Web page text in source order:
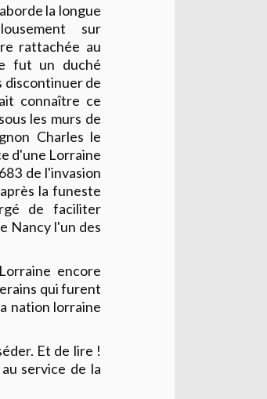
la longue
sur
rattachée au
fut un duché
discontinuer de
connaître ce
les murs de
Charles le
d'une Lorraine
de l'invasion
la funeste
de faciliter
Nancy l'un des
encore
qui furent
nation lorraine
Et de lire !
service de la